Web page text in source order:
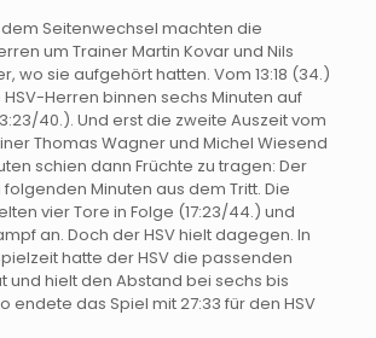
Seitenwechsel machten die
um Trainer Martin Kovar und Nils
wo sie aufgehört hatten. Vom 13:18 (34.)
Herren binnen sechs Minuten auf
40.). Und erst die zweite Auszeit vom
Thomas Wagner und Michel Wiesend
schien dann Früchte zu tragen: Der
folgenden Minuten aus dem Tritt. Die
vier Tore in Folge (17:23/44.) und
an. Doch der HSV hielt dagegen. In
hatte der HSV die passenden
und hielt den Abstand bei sechs bis
endete das Spiel mit 27:33 für den HSV